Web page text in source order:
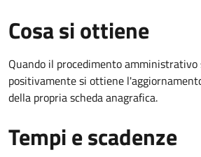
Cosa si ottiene
Quando il procedimento amministrativo
positivamente si ottiene
della propria scheda anagrafica.
Tempi e scadenze